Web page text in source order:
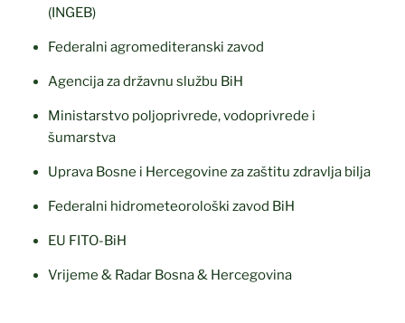
(INGEB)
Federalni agromediteranski zavod
Agencija za državnu službu BiH
Ministarstvo poljoprivrede, vodoprivrede i
šumarstva
Uprava Bosne i Hercegovine za zaštitu zdravlja bilja
Federalni hidrometeorološki zavod BiH
EU FITO-BiH
Vrijeme & Radar Bosna & Hercegovina